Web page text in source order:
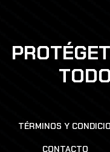
TÉRMINOS Y
CONTACTO